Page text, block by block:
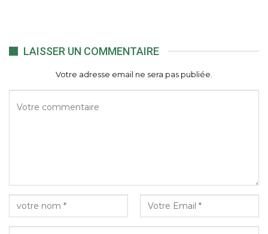
LAISSER UN COMMENTAIRE
Votre adresse email ne sera pas publiée.